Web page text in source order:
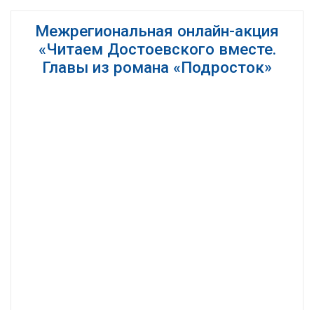
Межрегиональная онлайн-акция
«Читаем Достоевского вместе.
Главы из романа «Подросток»